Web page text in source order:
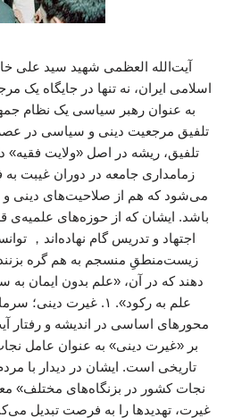
آیت‌الله العظمی شهید سید علی
اسلامی ایران، نه تنها در جایگاه یک
به عنوان رهبر سیاسی یک نظام
تلفیق مرجعیت دینی و سیاسی در
تلفیق، ریشه در اصل «ولایت فقیه»
زمامداری جامعه در دوران غیبت
می‌شود که هم از صلاحیت‌های دینی و
باشد. ایشان که از حوزه‌های علمیه‌ی
اجتهاد و تدریس گام نهاده‌اند，
زیست‌منطقِ منسجم به هم گره بزنند
دهند که در آن، «علم بدون ایمان به
علم به رکود». ۱. غیرت
محورهای اساسی در اندیشه و رفتار
بر «غیرت دینی» به عنوان عامل
تاریخی است. ایشان در دیدار با
نجات کشور در بزنگاه‌های مختلف»
غیرت، تهدیدها را به فرصت تبدیل